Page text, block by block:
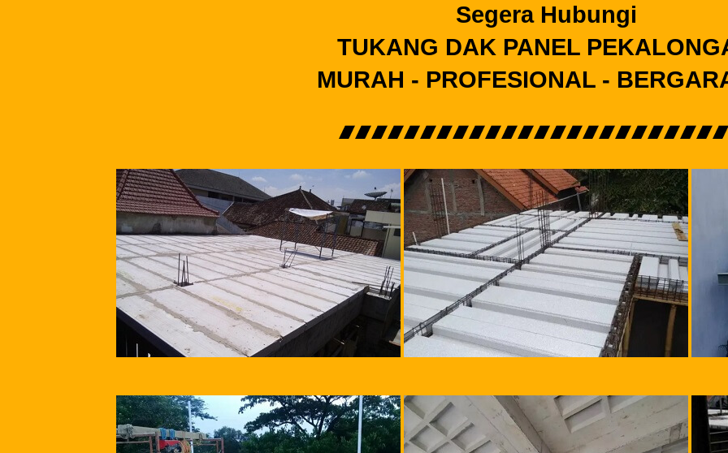
Segera Hubungi
TUKANG DAK PANEL
MURAH - PROFESIONAL -